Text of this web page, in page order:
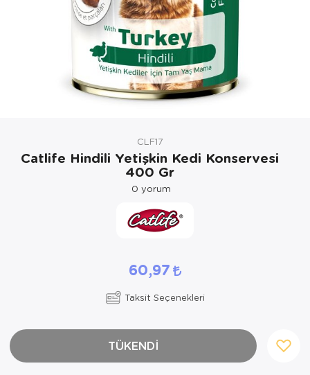
CLF17
Catlife Hindili Yetişkin Kedi Konservesi
400 Gr
0 yorum
60,97
Taksit Seçenekleri
TÜKENDİ